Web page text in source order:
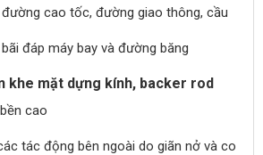
cao tốc, đường giao thông, cầu
đáp máy bay và đường băng
khe mặt dựng kính, backer rod
cao
tác động bên ngoài do giãn nở và co